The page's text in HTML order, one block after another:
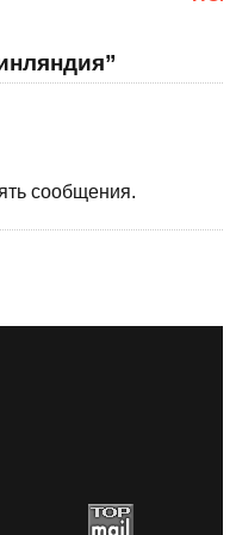
сообщения.